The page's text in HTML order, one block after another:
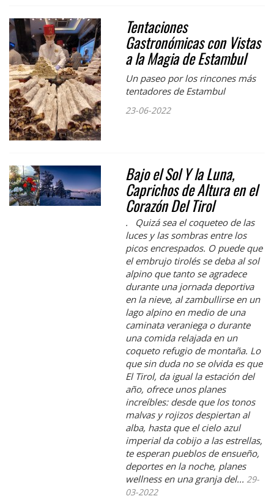
Tentaciones
Gastronómicas con Vistas
a la Magia de Estambul
Un paseo por los rincones más
tentadores de Estambul
23-06-2022
Bajo el Sol Y la Luna,
Caprichos de Altura en el
Corazón Del Tirol
. Quizá sea el coqueteo de las
luces y las sombras entre los
picos encrespados. O puede que
el embrujo tirolés se deba al sol
alpino que tanto se agradece
durante una jornada deportiva
en la nieve, al zambullirse en un
lago alpino en medio de una
caminata veraniega o durante
una comida relajada en un
coqueto refugio de montaña. Lo
que sin duda no se olvida es que
El Tirol, da igual la estación del
año, ofrece unos planes
increíbles: desde que los tonos
malvas y rojizos despiertan al
alba, hasta que el cielo azul
imperial da cobijo a las estrellas,
te esperan pueblos de ensueño,
deportes en la noche, planes
wellness en una granja del... 29-
03-2022